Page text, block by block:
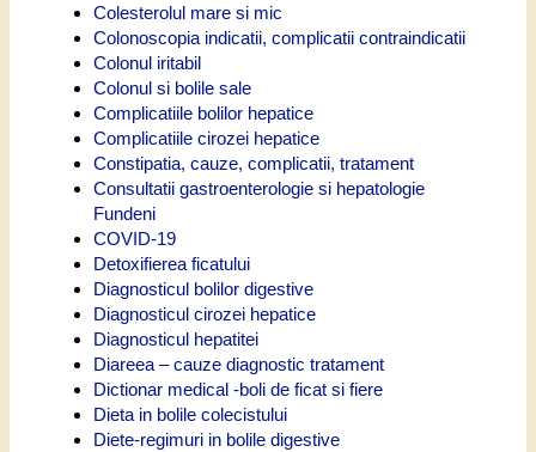
Colesterolul mare si mic
Colonoscopia indicatii, complicatii contraindicatii
Colonul iritabil
Colonul si bolile sale
Complicatiile bolilor hepatice
Complicatiile cirozei hepatice
Constipatia, cauze, complicatii, tratament
Consultatii gastroenterologie si hepatologie
Fundeni
COVID-19
Detoxifierea ficatului
Diagnosticul bolilor digestive
Diagnosticul cirozei hepatice
Diagnosticul hepatitei
Diareea – cauze diagnostic tratament
Dictionar medical -boli de ficat si fiere
Dieta in bolile colecistului
Diete-regimuri in bolile digestive